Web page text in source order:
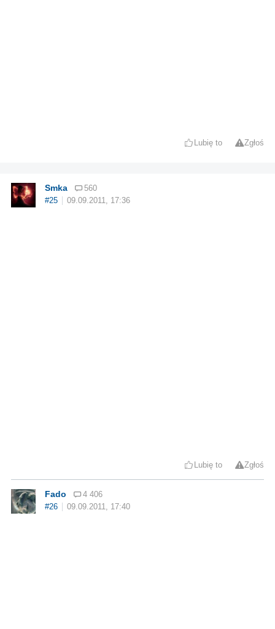
Lubię to Zgłoś
Smka
560
#25
09.09.2011, 17:36
Lubię to Zgłoś
Fado
4 406
#26
09.09.2011, 17:40